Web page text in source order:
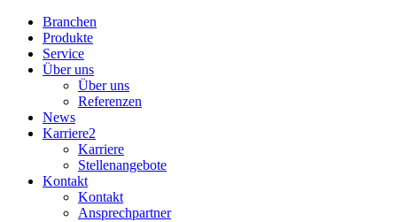
Branchen
Produkte
Service
Über uns
Über uns
Referenzen
News
Karriere2
Karriere
Stellenangebote
Kontakt
Kontakt
Ansprechpartner